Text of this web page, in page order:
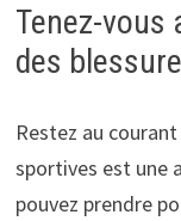
Tenez-vous
des
Restez au
sportives est une
pouvez prendre